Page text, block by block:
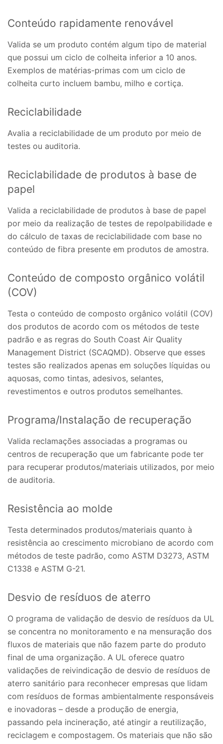
Conteúdo rapidamente renovável
Valida se um produto contém algum tipo de material
que possui um ciclo de colheita inferior a 10 anos.
Exemplos de matérias-primas com um ciclo de
colheita curto incluem bambu, milho e cortiça.
Reciclabilidade
Avalia a reciclabilidade de um produto por meio de
testes ou auditoria.
Reciclabilidade de produtos à base de
papel
Valida a reciclabilidade de produtos à base de papel
por meio da realização de testes de repolpabilidade e
do cálculo de taxas de reciclabilidade com base no
conteúdo de fibra presente em produtos de amostra.
Conteúdo de composto orgânico volátil
(COV)
Testa o conteúdo de composto orgânico volátil (COV)
dos produtos de acordo com os métodos de teste
padrão e as regras do South Coast Air Quality
Management District (SCAQMD). Observe que esses
testes são realizados apenas em soluções líquidas ou
aquosas, como tintas, adesivos, selantes,
revestimentos e outros produtos semelhantes.
Programa/Instalação de recuperação
Valida reclamações associadas a programas ou
centros de recuperação que um fabricante pode ter
para recuperar produtos/materiais utilizados, por meio
de auditoria.
Resistência ao molde
Testa determinados produtos/materiais quanto à
resistência ao crescimento microbiano de acordo com
métodos de teste padrão, como ASTM D3273, ASTM
C1338 e ASTM G-21.
Desvio de resíduos de aterro
O programa de validação de desvio de resíduos da UL
se concentra no monitoramento e na mensuração dos
fluxos de materiais que não fazem parte do produto
final de uma organização. A UL oferece quatro
validações de reivindicação de desvio de resíduos de
aterro sanitário para reconhecer empresas que lidam
com resíduos de formas ambientalmente responsáveis
e inovadoras – desde a produção de energia,
passando pela incineração, até atingir a reutilização,
reciclagem e compostagem. Os materiais que não são